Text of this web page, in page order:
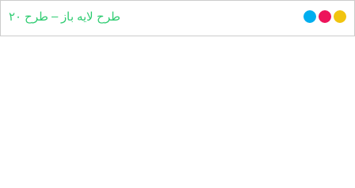
طرح لایه باز – طرح ۲۰